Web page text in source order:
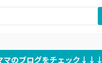
マのブログをチェック↓↓↓